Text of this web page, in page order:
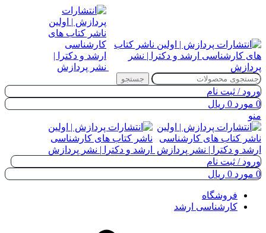
جستجو
ورود / ثبت نام
0 مورد 0 ریال
منو
ورود / ثبت نام
0 مورد 0 ریال
فروشگاه
کارشناسی ارشد